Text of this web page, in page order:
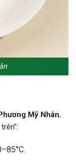
Mỹ Nhân,